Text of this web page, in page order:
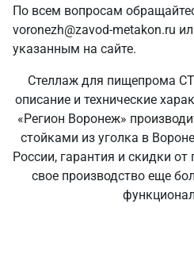
По всем вопросам
voronezh@zavod-metakon.ru
указанным на сайте.
Стеллаж для пищепрома
описание и технические
«Регион Воронеж»
стойками из уголка в
России, гарантия и скидки
свое производство еще